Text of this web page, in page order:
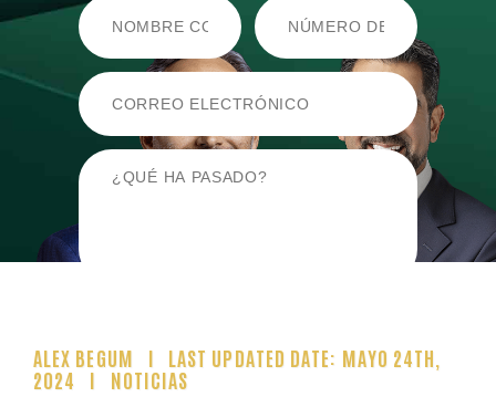
ALEX BEGUM
LAST UPDATED DATE: MAYO 24TH,
2024
NOTICIAS